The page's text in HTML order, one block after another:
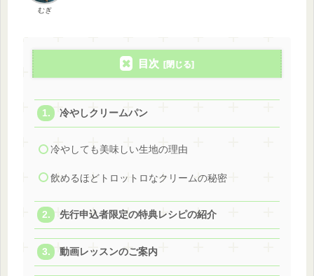
むぎ
目次
冷やしクリームパン
冷やしても美味しい生地の理由
飲めるほどトロットロなクリームの秘密
先行申込者限定の特典レシピの紹介
動画レッスンのご案内